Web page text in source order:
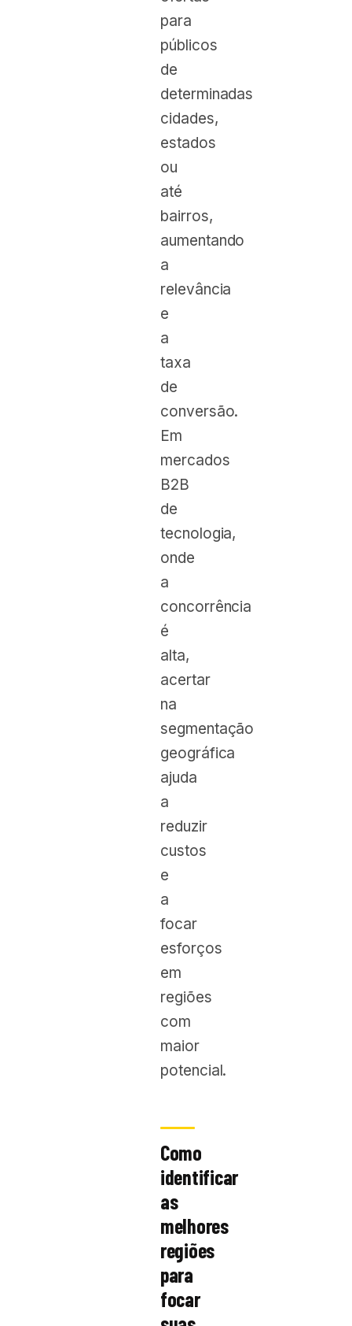
para
públicos
de
determinadas
cidades,
estados
ou
até
bairros,
aumentando
a
relevância
e
a
taxa
de
conversão.
Em
mercados
B2B
de
tecnologia,
onde
a
concorrência
é
alta,
acertar
na
segmentação
geográfica
ajuda
a
reduzir
custos
e
a
focar
esforços
em
regiões
com
maior
potencial.
Como
identificar
as
melhores
regiões
para
focar